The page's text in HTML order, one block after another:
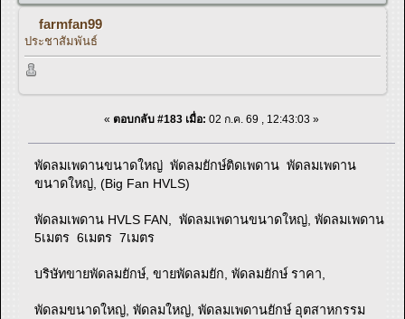
farmfan99
ประชาสัมพันธ์
« ตอบกลับ #183 เมื่อ: 02 ก.ค. 69 , 12:43:03 »
พัดลมเพดานขนาดใหญ่ พัดลมยักษ์ติดเพดาน พัดลมเพดาน
ขนาดใหญ่, (Big Fan HVLS)
พัดลมเพดาน HVLS FAN, พัดลมเพดานขนาดใหญ่, พัดลมเพดาน
5เมตร 6เมตร 7เมตร
บริษัทขายพัดลมยักษ์, ขายพัดลมยัก, พัดลมยักษ์ ราคา,
พัดลมขนาดใหญ่, พัดลมใหญ่, พัดลมเพดานยักษ์ อุตสาหกรรม